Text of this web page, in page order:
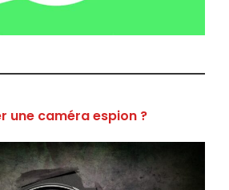
une caméra espion ?